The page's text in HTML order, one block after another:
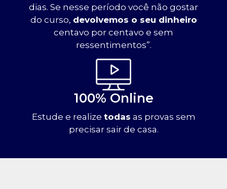
dias. Se nesse período você não gostar
do curso, devolvemos o seu dinheiro
centavo por centavo e sem
ressentimentos”.
100% Online
Estude e realize todas as provas sem
precisar sair de casa.